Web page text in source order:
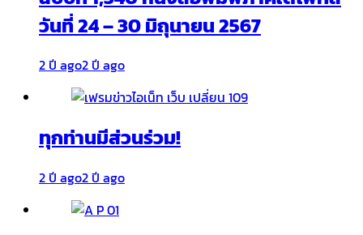
วันที่ 24 – 30 มิถุนายน 2567
2 ปี ago2 ปี ago
ทุกท่านมีส่วนร่วม!
2 ปี ago2 ปี ago